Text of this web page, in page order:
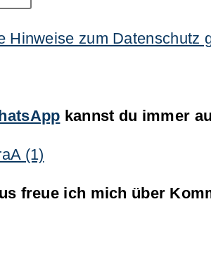
Hinweise zum Datenschutz
kannst du immer
freue ich mich über